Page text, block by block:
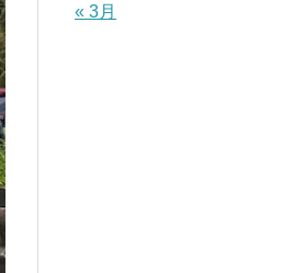
« 3月